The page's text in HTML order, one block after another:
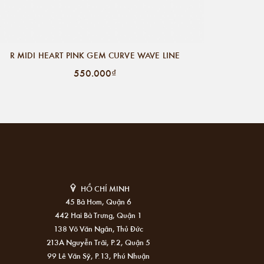
R MIDI HEART PINK GEM CURVE WAVE LINE
550.000₫
HỒ CHÍ MINH
45 Bà Hom, Quận 6
442 Hai Bà Trưng, Quận 1
138 Võ Văn Ngân, Thủ Đức
213A Nguyễn Trãi, P.2, Quận 5
99 Lê Văn Sỹ, P.13, Phú Nhuận